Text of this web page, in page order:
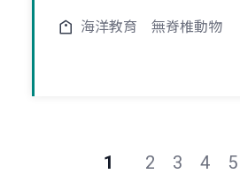
海洋教育 無脊椎動物
1 2 3 4 5